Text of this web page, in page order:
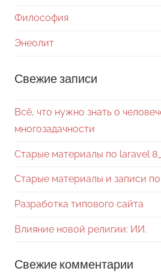
Философия
Энеолит
Свежие записи
Всё, что нужно знать о
многозадачности
Старые материалы по laravel
Старые материалы и записи
Разработка типового сайта
Влияние новой религии: ИИ.
Свежие комментарии